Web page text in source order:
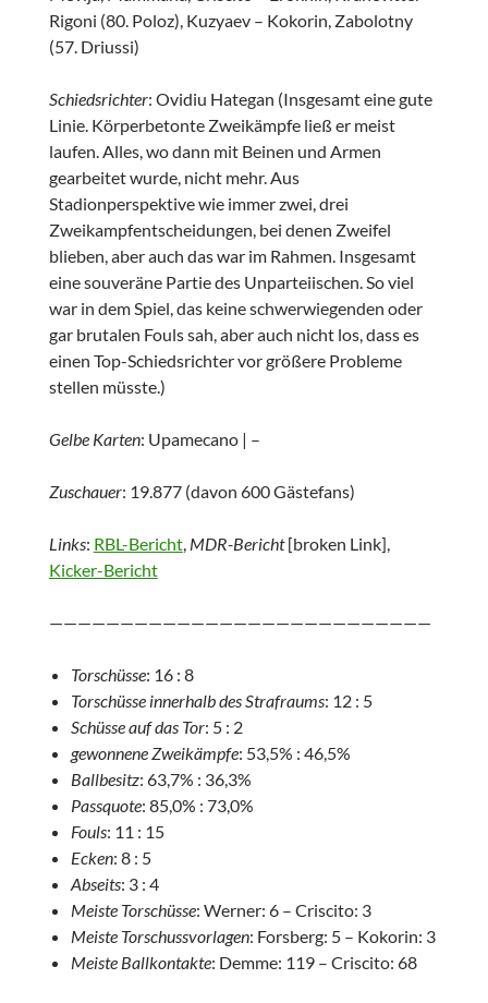
Rigoni (80. Poloz), Kuzyaev – Kokorin, Zabolotny
(57. Driussi)
Schiedsrichter: Ovidiu Hategan (Insgesamt eine gute
Linie. Körperbetonte Zweikämpfe ließ er meist
laufen. Alles, wo dann mit Beinen und Armen
gearbeitet wurde, nicht mehr. Aus
Stadionperspektive wie immer zwei, drei
Zweikampfentscheidungen, bei denen Zweifel
blieben, aber auch das war im Rahmen. Insgesamt
eine souveräne Partie des Unparteiischen. So viel
war in dem Spiel, das keine schwerwiegenden oder
gar brutalen Fouls sah, aber auch nicht los, dass es
einen Top-Schiedsrichter vor größere Probleme
stellen müsste.)
Gelbe Karten: Upamecano | –
Zuschauer: 19.877 (davon 600 Gästefans)
Links: RBL-Bericht, MDR-Bericht[broken Link],
Kicker-Bericht
———————————————————————————
Torschüsse: 16 : 8
Torschüsse innerhalb des Strafraums: 12 : 5
Schüsse auf das Tor: 5 : 2
gewonnene Zweikämpfe: 53,5% : 46,5%
Ballbesitz: 63,7% : 36,3%
Passquote: 85,0% : 73,0%
Fouls: 11 : 15
Ecken: 8 : 5
Abseits: 3 : 4
Meiste Torschüsse: Werner: 6 – Criscito: 3
Meiste Torschussvorlagen: Forsberg: 5 – Kokorin: 3
Meiste Ballkontakte: Demme: 119 – Criscito: 68